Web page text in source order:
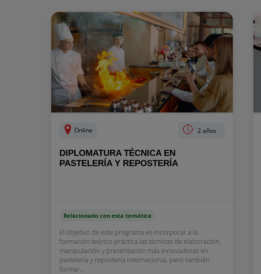
Online 2 años
DIPLOMATURA TÉCNICA EN
PASTELERÍA Y REPOSTERÍA
Relacionado con esta temática
El objetivo de este programa es incorporar a la
formación teórico práctica las técnicas de elaboración,
manipulación y presentación más innovadoras en
pastelería y repostería internacional, pero también
formar...